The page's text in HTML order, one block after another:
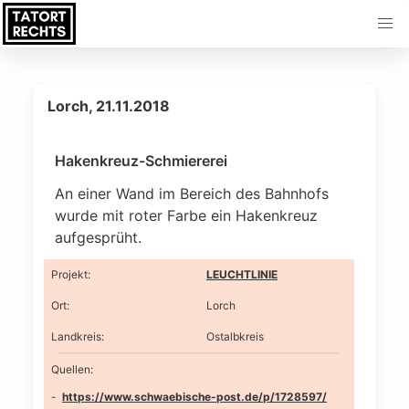
Lorch, 21.11.2018
Hakenkreuz-Schmiererei
An einer Wand im Bereich des Bahnhofs
wurde mit roter Farbe ein Hakenkreuz
aufgesprüht.
Projekt: LEUCHTLINIE
Ort: Lorch
Landkreis: Ostalbkreis
Quellen:
https://www.schwaebische-post.de/p/1728597/